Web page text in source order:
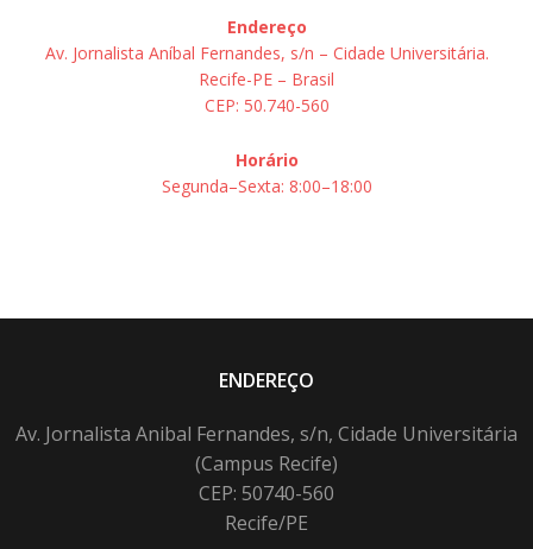
Endereço
Av. Jornalista Aníbal Fernandes, s/n – Cidade Universitária.
Recife-PE – Brasil
CEP: 50.740-560
Horário
Segunda–Sexta: 8:00–18:00
ENDEREÇO
Av. Jornalista Anibal Fernandes, s/n, Cidade Universitária
(Campus Recife)
CEP: 50740-560
Recife/PE